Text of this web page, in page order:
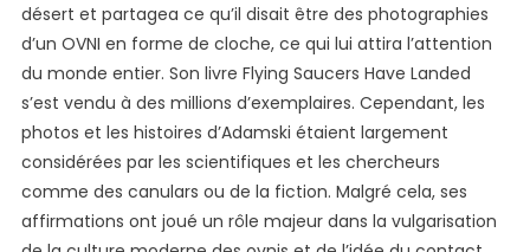
Alien
?
désert et partagea ce qu’il disait être des photographies
d’un OVNI en forme de cloche, ce qui lui attira l’attention
du monde entier. Son livre Flying Saucers Have Landed
s’est vendu à des millions d’exemplaires. Cependant, les
photos et les histoires d’Adamski étaient largement
considérées par les scientifiques et les chercheurs
comme des canulars ou de la fiction. Malgré cela, ses
affirmations ont joué un rôle majeur dans la vulgarisation